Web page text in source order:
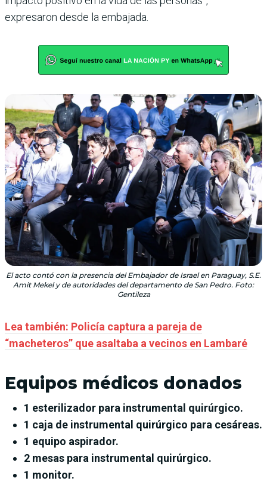
expresaron desde la embajada.
El acto contó con la presencia del Embajador de Israel en Paraguay, S.E.
Amit Mekel y de autoridades del departamento de San Pedro. Foto:
Gentileza
Lea también: Policía captura a pareja de
“macheteros” que asaltaba a vecinos en Lambaré
Equipos médicos donados
1 esterilizador para instrumental quirúrgico.
1 caja de instrumental quirúrgico para cesáreas.
1 equipo aspirador.
2 mesas para instrumental quirúrgico.
1 monitor.